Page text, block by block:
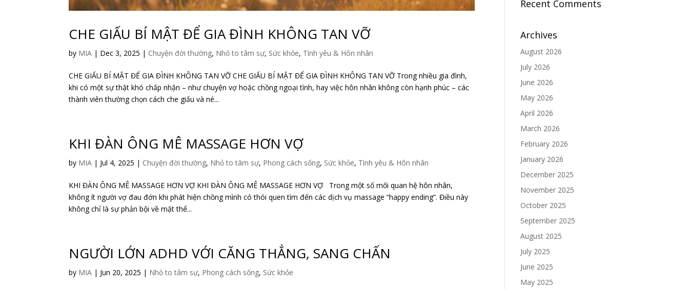
CHE GIẤU BÍ MẬT ĐỂ GIA ĐÌNH KHÔNG TAN VỠ
by MIA | Dec 3, 2025 | Chuyện đời thường, Nhỏ to tâm sự, Sức khỏe, Tình yêu & Hôn nhân
CHE GIẤU BÍ MẬT ĐỂ GIA ĐÌNH KHÔNG TAN VỠ CHE GIẤU BÍ MẬT ĐỂ GIA ĐÌNH KHÔNG TAN VỠ Trong nhiều gia đình,
khi có một sự thật khó chấp nhận – như chuyện vợ hoặc chồng ngoại tình, hay việc hôn nhân không còn hạnh phúc – các
thành viên thường chọn cách che giấu và né...
KHI ĐÀN ÔNG MÊ MASSAGE HƠN VỢ
by MIA | Jul 4, 2025 | Chuyện đời thường, Nhỏ to tâm sự, Phong cách sống, Sức khỏe, Tình yêu & Hôn nhân
KHI ĐÀN ÔNG MÊ MASSAGE HƠN VỢ KHI ĐÀN ÔNG MÊ MASSAGE HƠN VỢ Trong một số mối quan hệ hôn nhân,
không ít người vợ đau đớn khi phát hiện chồng mình có thói quen tìm đến các dịch vụ massage “happy ending”. Điều này
không chỉ là sự phản bội về mặt thể...
NGƯỜI LỚN ADHD VỚI CĂNG THẲNG, SANG CHẤN
by MIA | Jun 20, 2025 | Nhỏ to tâm sự, Phong cách sống, Sức khỏe
Recent Comments
Archives
August 2026
July 2026
June 2026
May 2026
April 2026
March 2026
February 2026
January 2026
December 2025
November 2025
October 2025
September 2025
August 2025
July 2025
June 2025
May 2025